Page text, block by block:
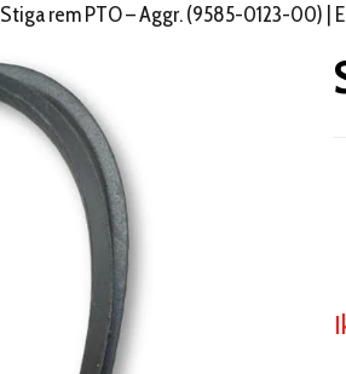
Stiga rem PTO – Aggr. (9585-0123-00) |